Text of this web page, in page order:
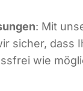
: Mit
sicher, dass
wie